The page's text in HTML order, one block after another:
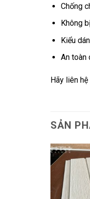
Chống
Không
Kiểu
An toàn
Hãy liên
SẢN